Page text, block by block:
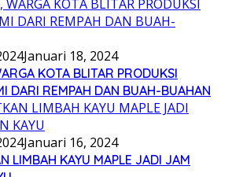
Januari 18, 2024
KOTA BLITAR PRODUKSI
DARI REMPAH DAN BUAH-BUAHAN
Januari 16, 2024
LIMBAH KAYU MAPLE JADI JAM